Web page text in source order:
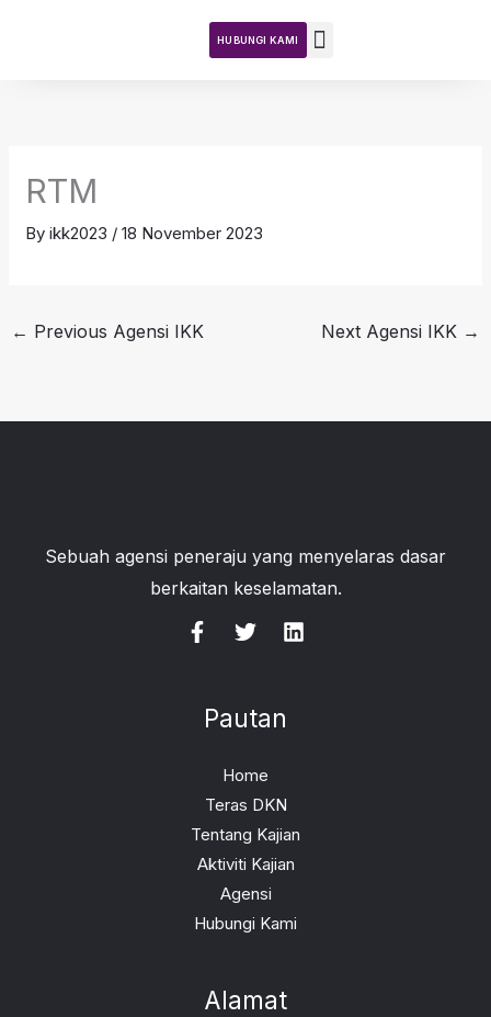
HUBUNGI KAMI
RTM
Byikk2023 /18 November 2023
← Previous Agensi IKK Next Agensi IKK →
Sebuah agensi peneraju yang menyelaras dasar
berkaitan keselamatan.
Pautan
Home
Teras DKN
Tentang Kajian
Aktiviti Kajian
Agensi
Hubungi Kami
Alamat